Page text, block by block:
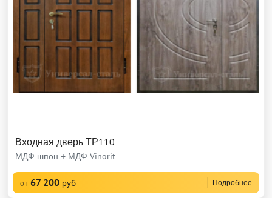
Входная дверь ТР110
МДФ шпон + МДФ Vinorit
от 67 200 руб Подробнее